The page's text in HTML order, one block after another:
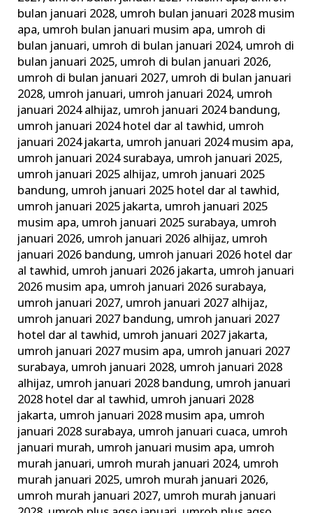
bulan januari 2028, umroh bulan januari 2028 musim
apa, umroh bulan januari musim apa, umroh di
bulan januari, umroh di bulan januari 2024, umroh di
bulan januari 2025, umroh di bulan januari 2026,
umroh di bulan januari 2027, umroh di bulan januari
2028, umroh januari, umroh januari 2024, umroh
januari 2024 alhijaz, umroh januari 2024 bandung,
umroh januari 2024 hotel dar al tawhid, umroh
januari 2024 jakarta, umroh januari 2024 musim apa,
umroh januari 2024 surabaya, umroh januari 2025,
umroh januari 2025 alhijaz, umroh januari 2025
bandung, umroh januari 2025 hotel dar al tawhid,
umroh januari 2025 jakarta, umroh januari 2025
musim apa, umroh januari 2025 surabaya, umroh
januari 2026, umroh januari 2026 alhijaz, umroh
januari 2026 bandung, umroh januari 2026 hotel dar
al tawhid, umroh januari 2026 jakarta, umroh januari
2026 musim apa, umroh januari 2026 surabaya,
umroh januari 2027, umroh januari 2027 alhijaz,
umroh januari 2027 bandung, umroh januari 2027
hotel dar al tawhid, umroh januari 2027 jakarta,
umroh januari 2027 musim apa, umroh januari 2027
surabaya, umroh januari 2028, umroh januari 2028
alhijaz, umroh januari 2028 bandung, umroh januari
2028 hotel dar al tawhid, umroh januari 2028
jakarta, umroh januari 2028 musim apa, umroh
januari 2028 surabaya, umroh januari cuaca, umroh
januari murah, umroh januari musim apa, umroh
murah januari, umroh murah januari 2024, umroh
murah januari 2025, umroh murah januari 2026,
umroh murah januari 2027, umroh murah januari